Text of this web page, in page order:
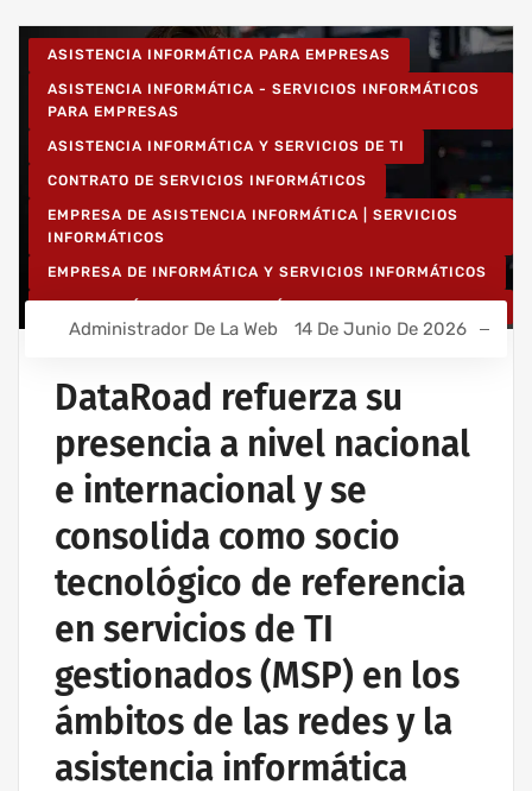
ASISTENCIA INFORMÁTICA PARA EMPRESAS
ASISTENCIA INFORMÁTICA - SERVICIOS INFORMÁTICOS
PARA EMPRESAS
ASISTENCIA INFORMÁTICA Y SERVICIOS DE TI
CONTRATO DE SERVICIOS INFORMÁTICOS
EMPRESA DE ASISTENCIA INFORMÁTICA | SERVICIOS
INFORMÁTICOS
EMPRESA DE INFORMÁTICA Y SERVICIOS INFORMÁTICOS
MANTENIMIENTO INFORMÁTICO PARA EMPRESAS
PROYECTOS DE CABLEADO Y REDES INFORMÁTICAS
Administrador De La Web 14 De Junio De 2026
DataRoad refuerza su
presencia a nivel nacional
e internacional y se
consolida como socio
tecnológico de referencia
en servicios de TI
gestionados (MSP) en los
ámbitos de las redes y la
asistencia informática